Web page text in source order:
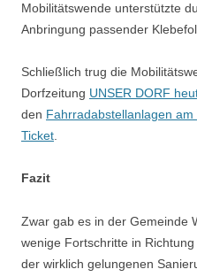
Mobilitätswende unterstützte
Anbringung passender
Schließlich trug die
Dorfzeitung UNSER DORF
den Fahrradabstellanlagen am
Ticket.
Fazit
Zwar gab es in der Gemeinde
wenige Fortschritte in
der wirklich gelungenen